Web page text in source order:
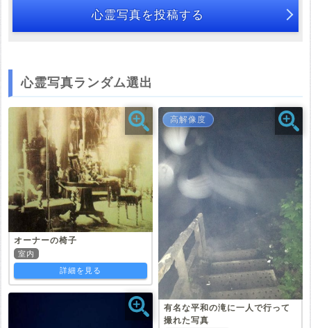
心霊写真を投稿する
心霊写真ランダム選出
オーナーの椅子
室内
詳細を見る
高解像度
有名な平和の滝に一人で行って
撮れた写真